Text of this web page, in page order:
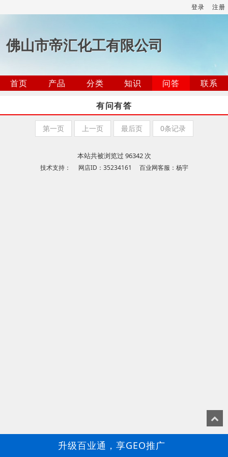
登录 注册
佛山市帝汇化工有限公司
首页 产品 分类 知识 问答
联系
有问有答
第一页 上一页 最后页 0条记录
本站共被浏览过 96342 次
技术支持： 网店ID：35234161 百业网客服：杨宇
升级百业通，享GEO推广